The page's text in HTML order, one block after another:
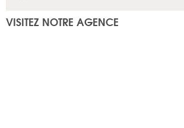
VISITEZ NOTRE AGENCE